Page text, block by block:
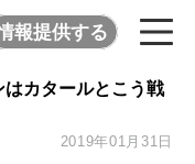
報提供する
はカタールとこう戦
2019年01月31日